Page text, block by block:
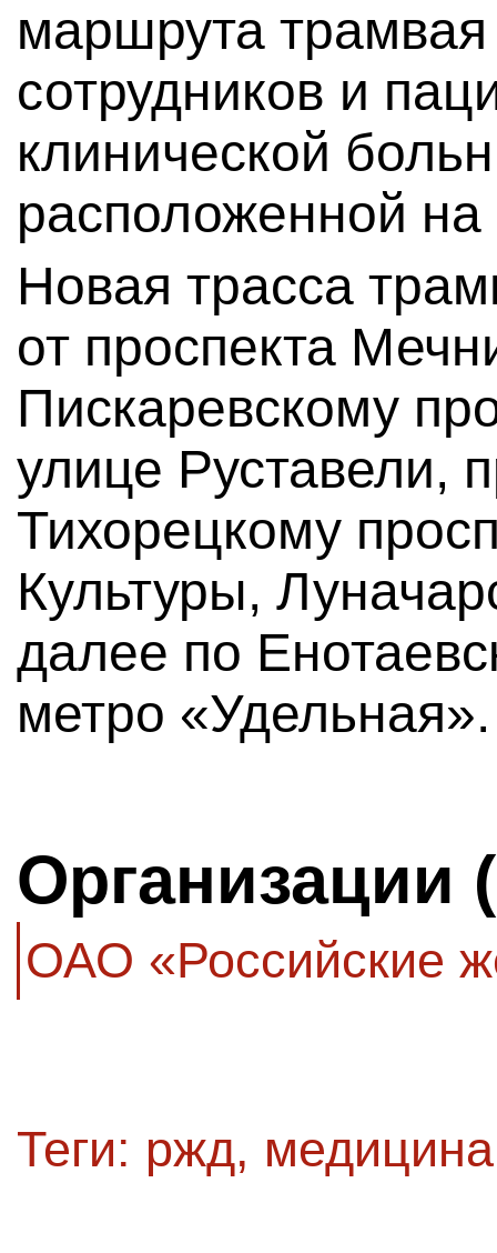
маршрута трамвая
сотрудников и
клинической
расположенной
Новая трасса
от проспекта
Пискаревскому
улице Руставели,
Тихорецкому
Культуры,
далее по
метро «Удельная».
Организации
ОАО «Российские
Теги: ржд, медицина